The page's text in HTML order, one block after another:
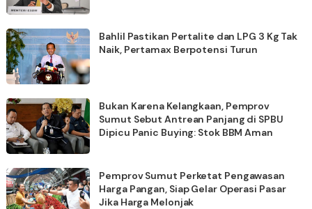
Bahlil Pastikan Pertalite dan LPG 3 Kg Tak
Naik, Pertamax Berpotensi Turun
Bukan Karena Kelangkaan, Pemprov
Sumut Sebut Antrean Panjang di SPBU
Dipicu Panic Buying: Stok BBM Aman
Pemprov Sumut Perketat Pengawasan
Harga Pangan, Siap Gelar Operasi Pasar
Jika Harga Melonjak